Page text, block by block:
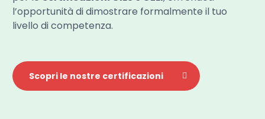
l’opportunità di dimostrare formalmente il tuo
livello di competenza.
Scopri le nostre certificazioni